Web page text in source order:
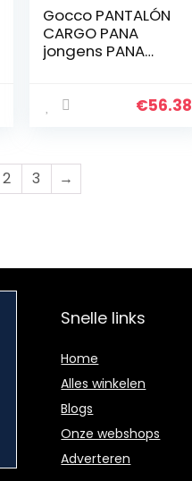
Gocco PANTALÓN
CARGO PANA
jongens PANA
€56.38
2 3 →
Snelle links
Home
Alles winkelen
Blogs
Onze webshops
Adverteren